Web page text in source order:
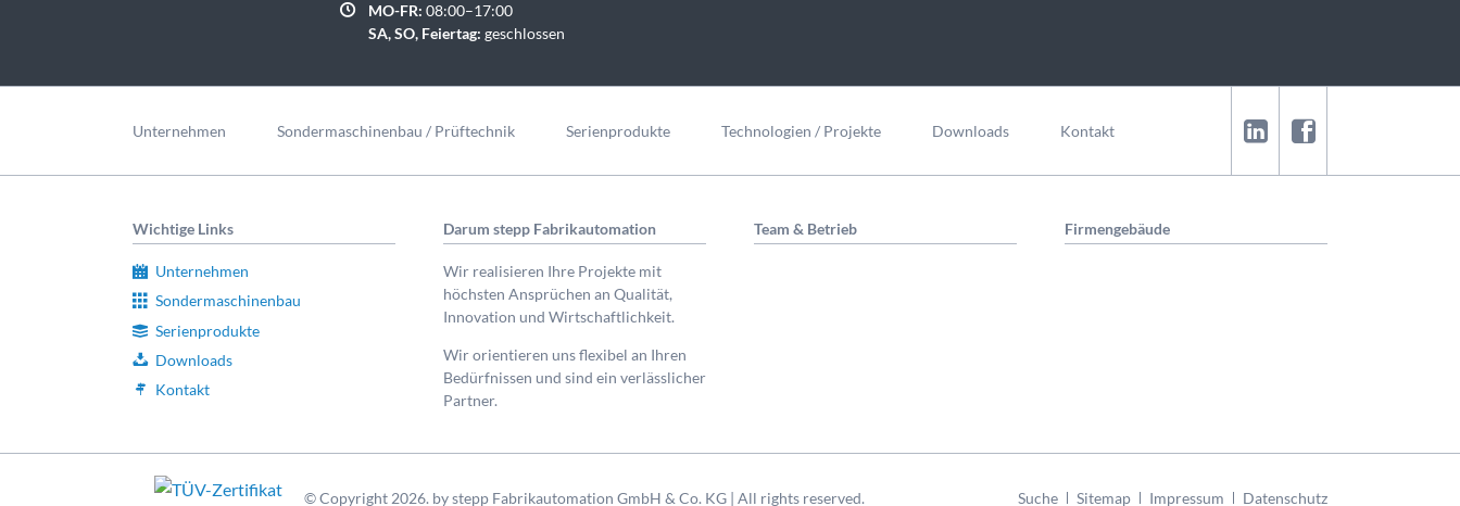
MO-FR: 08:00–17:00
SA, SO, Feiertag: geschlossen
Unternehmen Sondermaschinenbau / Prüftechnik Serienprodukte Technologien / Projekte Downloads Kontakt
Wichtige Links
Unternehmen
Sondermaschinenbau
Serienprodukte
Downloads
Kontakt
Darum stepp Fabrikautomation
Wir realisieren Ihre Projekte mit
höchsten Ansprüchen an Qualität,
Innovation und Wirtschaftlichkeit.
Wir orientieren uns flexibel an Ihren
Bedürfnissen und sind ein verlässlicher
Partner.
Team & Betrieb Firmengebäude
© Copyright 2026. by stepp Fabrikautomation GmbH & Co. KG | All rights reserved. Navigation
Suche Sitemap Impressum Datenschutz